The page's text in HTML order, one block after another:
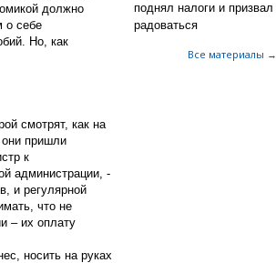
должно
о себе
Но, как
смотрят, как на
они пришли
к
администрации, -
и регулярной
что не
– их оплату
носить на руках
поднял налоги и призвал
радоваться
Все материалы →